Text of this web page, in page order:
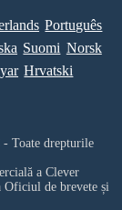
Português
Suomi Norsk
Hrvatski
Toate drepturile
a Clever
de brevete și